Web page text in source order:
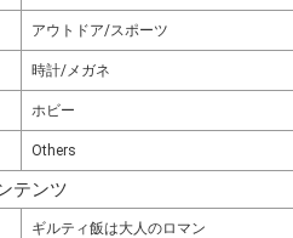
アウトドア/スポーツ
時計/メガネ
ホビー
Others
テンツ
ギルティ飯は大人のロマン